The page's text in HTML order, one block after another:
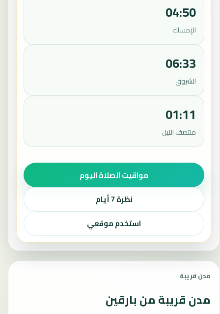
04:50
الإمساك
06:33
الشروق
01:11
منتصف الليل
مواقيت الصلاة اليوم
نظرة 7 أيام
استخدم موقعي
مدن قريبة
مدن قريبة من بارقين